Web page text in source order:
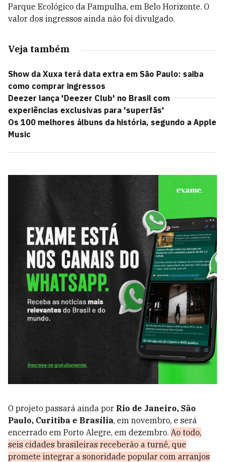
Parque Ecológico da Pampulha, em Belo Horizonte. O
valor dos ingressos ainda não foi divulgado.
Veja também
Show da Xuxa terá data extra em São Paulo: saiba
como comprar ingressos
Deezer lança 'Deezer Club' no Brasil com
experiências exclusivas para 'superfãs'
Os 100 melhores álbuns da história, segundo a Apple
Music
O projeto passará ainda por Rio de Janeiro, São
Paulo, Curitiba e Brasília, em novembro, e será
encerrado em Porto Alegre, em dezembro. Ao todo,
seis cidades brasileiras receberão a turnê, que
promete integrar a sonoridade popular com arranjos